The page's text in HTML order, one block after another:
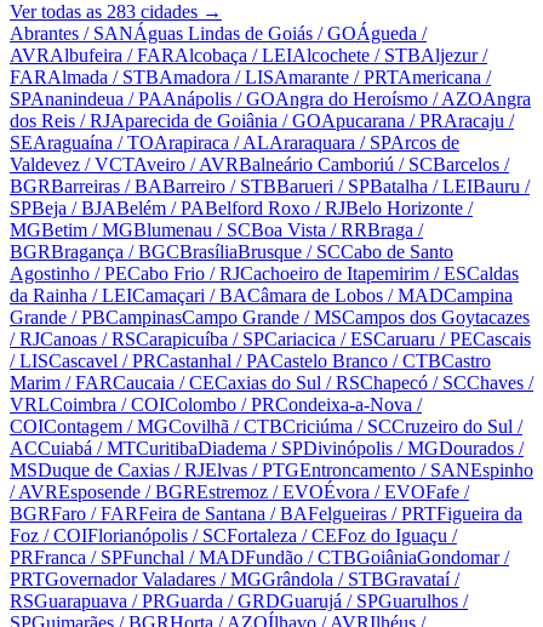
Ver todas as 283 cidades →
Abrantes / SANÁguas Lindas de Goiás / GOÁgueda /
AVRAlbufeira / FARAlcobaça / LEIAlcochete / STBAljezur/
FARAlmada / STBAmadora / LISAmarante / PRTAmericana /
SPAnanindeua / PAAnápolis / GOAngra do Heroísmo / AZOAngra
dos Reis / RJAparecida de Goiânia / GOApucarana / PRAracaju /
SEAraguaína / TOArapiraca / ALAraraquara / SPArcos de
Valdevez / VCTAveiro / AVRBalneário Camboriú / SCBarcelos /
BGRBarreiras / BABarreiro / STBBarueri / SPBatalha / LEIBauru /
SPBeja / BJABelém / PABelford Roxo / RJBelo Horizonte /
MGBetim / MGBlumenau / SCBoa Vista / RRBraga /
BGRBragança / BGCBrasíliaBrusque / SCCabo de Santo
Agostinho / PECabo Frio / RJCachoeiro de Itapemirim / ESCaldas
da Rainha / LEICamaçari / BACâmara de Lobos / MADCampina
Grande / PBCampinasCampo Grande / MSCampos dos Goytacazes
/ RJCanoas / RSCarapicuíba / SPCariacica / ESCaruaru / PECascais
/ LISCascavel / PRCastanhal / PACastelo Branco / CTBCastro
Marim / FARCaucaia / CECaxias do Sul / RSChapecó / SCChaves /
VRLCoimbra / COIColombo / PRCondeixa-a-Nova /
COIContagem / MGCovilhã / CTBCriciúma / SCCruzeiro do Sul /
ACCuiabá / MTCuritibaDiadema / SPDivinópolis / MGDourados /
MSDuque de Caxias / RJElvas / PTGEntroncamento / SANEspinho
/ AVREsposende / BGREstremoz / EVOÉvora / EVOFafe /
BGRFaro / FARFeira de Santana / BAFelgueiras / PRTFigueira da
Foz / COIFlorianópolis / SCFortaleza / CEFoz do Iguaçu /
PRFranca / SPFunchal / MADFundão / CTBGoiâniaGondomar/
PRTGovernador Valadares / MGGrândola / STBGravataí/
RSGuarapuava / PRGuarda / GRDGuarujá / SPGuarulhos /